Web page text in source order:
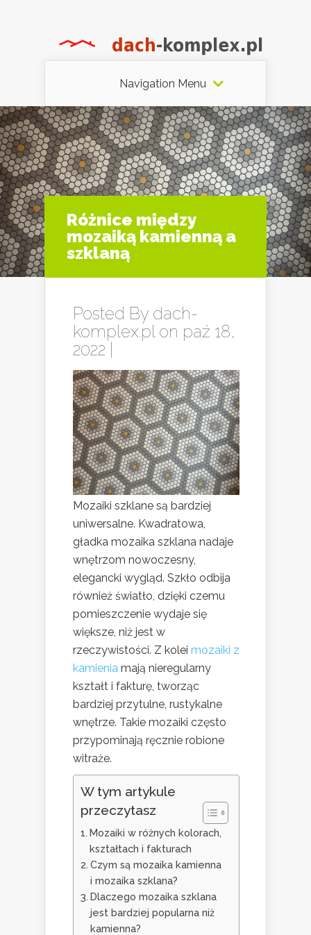
Navigation Menu
Różnice między
mozaiką kamienną a
szklaną
Posted By dach-
komplex.plon paź 18,
2022 |
Mozaiki szklane są bardziej
uniwersalne. Kwadratowa,
gładka mozaika szklana nadaje
wnętrzom nowoczesny,
elegancki wygląd. Szkło odbija
również światło, dzięki czemu
pomieszczenie wydaje się
większe, niż jest w
rzeczywistości. Z kolei mozaiki z
kamienia mają nieregularny
kształt i fakturę, tworząc
bardziej przytulne, rustykalne
wnętrze. Takie mozaiki często
przypominają ręcznie robione
witraże.
W tym artykule
przeczytasz
Mozaiki w różnych kolorach,
kształtach i fakturach
Czym są mozaika kamienna
i mozaika szklana?
Dlaczego mozaika szklana
jest bardziej popularna niż
kamienna?